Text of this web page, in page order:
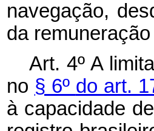
navegação,
da
Art. 4ºA
no § 6º do art.
à capacidade